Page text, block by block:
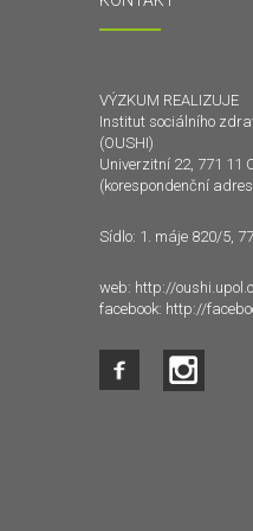
VÝZKUM REALIZUJE
Institut sociálního
(OUSHI)
Univerzitní 22, 771 11
(korespondenční
Sídlo: 1. máje 820/5,
web: http://
facebook: http://